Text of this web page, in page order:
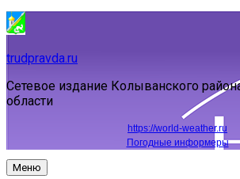
trudpravda.ru
Сетевое издание Колыванского
области
https://world-weather.ru
Погодные информеры
Меню